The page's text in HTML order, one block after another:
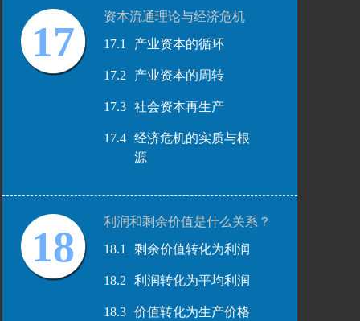
17
资本流通理论与经济危机
17.1
产业资本的循环
17.2 产业资本的周转
17.3 社会资本再生产
17.4
经济危机的实质与根
源
18
利润和剩余价值是什么关系？
18.1
剩余价值转化为利润
18.2 利润转化为平均利润
18.3 价值转化为生产价格